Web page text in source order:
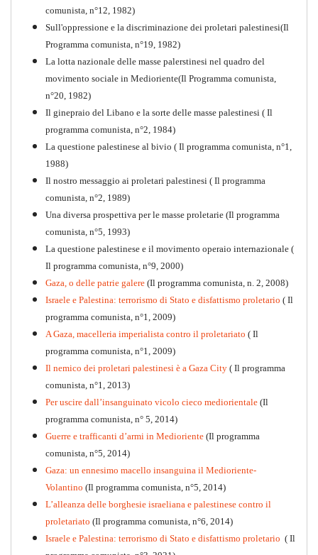
1917-2017 Ieri Oggi Domani
PDF Quaderno n°9
Per la difesa intransigente
comunista, n°12, 1982)
Sull'oppressione e la discriminazione dei proletari palestinesi(Il
Programma comunista, n°19, 1982)
La lotta nazionale delle masse palerstinesi nel quadro del
movimento sociale in Medioriente(Il Programma comunista,
n°20, 1982)
Il ginepraio del Libano e la sorte delle masse palestinesi ( Il
programma comunista, n°2, 1984)
La questione palestinese al bivio ( Il programma comunista, n°1,
1988)
Il nostro messaggio ai proletari palestinesi ( Il programma
comunista, n°2, 1989)
Una diversa prospettiva per le masse proletarie (Il programma
comunista, n°5, 1993)
La questione palestinese e il movimento operaio internazionale (
Il programma comunista, n°9, 2000)
Gaza, o delle patrie galere (Il programma comunista, n. 2, 2008)
Israele e Palestina: terrorismo di Stato e disfattismo proletario ( Il
programma comunista, n°1, 2009)
A Gaza, macelleria imperialista contro il proletariato ( Il
programma comunista, n°1, 2009)
Il nemico dei proletari palestinesi è a Gaza City ( Il programma
comunista, n°1, 2013)
Per uscire dall’insanguinato vicolo cieco mediorientale (Il
programma comunista, n° 5, 2014)
Guerre e trafficanti d’armi in Medioriente (Il programma
comunista, n°5, 2014)
Gaza: un ennesimo macello insanguina il Medioriente-
Volantino (Il programma comunista, n°5, 2014)
L’alleanza delle borghesie israeliana e palestinese contro il
proletariato (Il programma comunista, n°6, 2014)
Israele e Palestina: terrorismo di Stato e disfattismo proletario ( Il